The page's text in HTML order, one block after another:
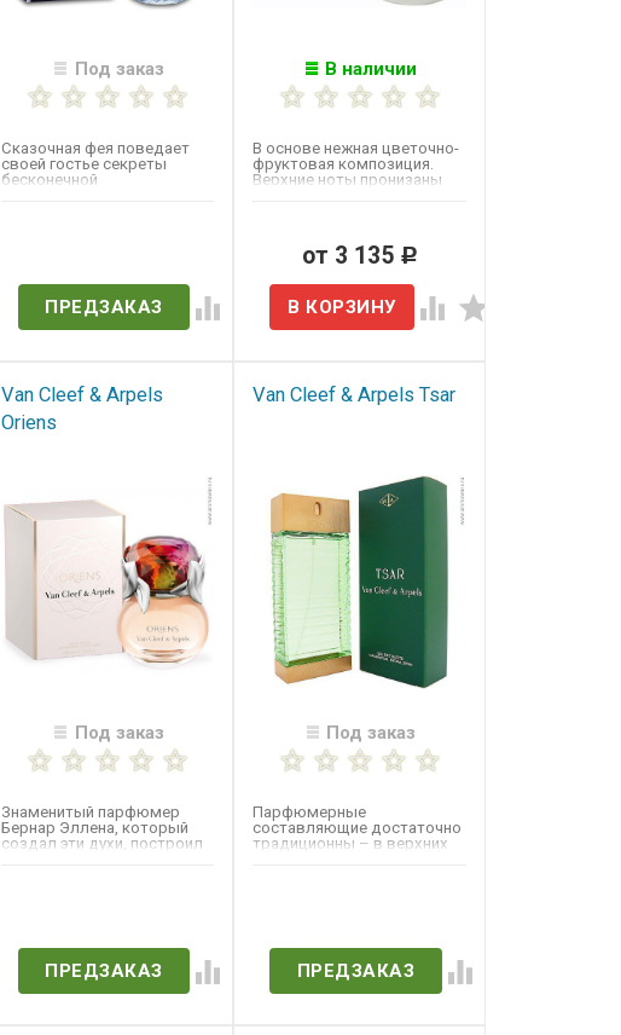
Под заказ
Сказочная фея поведает
своей гостье секреты
бесконечной
ПРЕДЗАКАЗ
В наличии
В основе нежная цветочно-
фруктовая композиция.
Верхние ноты пронизаны
от 3 135 Р
Van Cleef & Arpels
Oriens
Под заказ
Знаменитый парфюмер
Бернар Эллена, который
создал эти духи, построил
ПРЕДЗАКАЗ
Van Cleef & Arpels Tsar
Под заказ
Парфюмерные
составляющие достаточно
традиционны – в верхних
ПРЕДЗАКАЗ